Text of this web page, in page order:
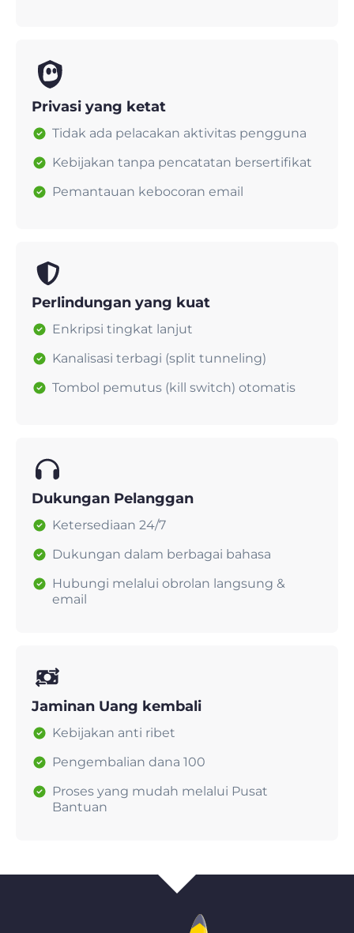
Privasi yang ketat
Tidak ada pelacakan aktivitas pengguna
Kebijakan tanpa pencatatan bersertifikat
Pemantauan kebocoran email
Perlindungan yang kuat
Enkripsi tingkat lanjut
Kanalisasi terbagi (split tunneling)
Tombol pemutus (kill switch) otomatis
Dukungan Pelanggan
Ketersediaan 24/7
Dukungan dalam berbagai bahasa
Hubungi melalui obrolan langsung &
email
Jaminan Uang kembali
Kebijakan anti ribet
Pengembalian dana 100
Proses yang mudah melalui Pusat
Bantuan